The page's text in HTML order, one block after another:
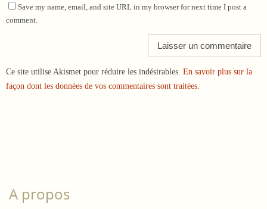
Save my name, email, and site URL in my browser for next time I post a
comment.
Ce site utilise Akismet pour réduire les indésirables. En savoir plus sur la
façon dont les données de vos commentaires sont traitées
A propos